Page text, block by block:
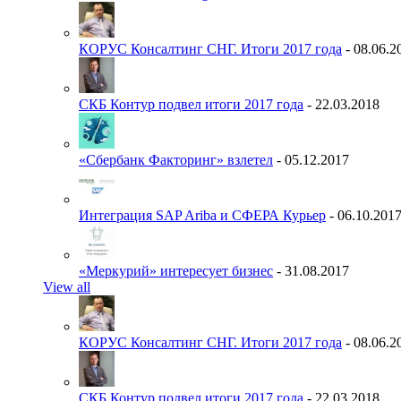
КОРУС Консалтинг СНГ. Итоги 2017 года -
СКБ Контур подвел итоги 2017 года - 22.03.2018
«Сбербанк Факторинг» взлетел - 05.12.2017
Интеграция SAP Ariba и СФЕРА Курьер - 06.10.2017
«Меркурий» интересует бизнес - 31.08.2017
View all
КОРУС Консалтинг СНГ. Итоги 2017 года -